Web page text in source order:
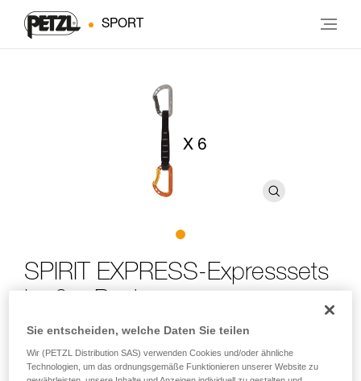
SPORT
SPIRIT EXPRESS-Expresssets
6er-Pack
Sie entscheiden, welche Daten Sie teilen
Wir (PETZL Distribution SAS) verwenden Cookies und/oder ähnliche
Technologien, um das ordnungsgemäße Funktionieren unserer Website zu